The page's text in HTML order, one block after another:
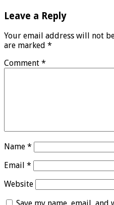
Leave a Reply
Your email address will not
are marked *
Comment *
Name *
Email *
Website
Save my name, email,